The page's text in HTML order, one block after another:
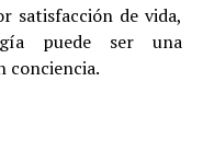
satisfacción de vida,
puede ser una
conciencia.